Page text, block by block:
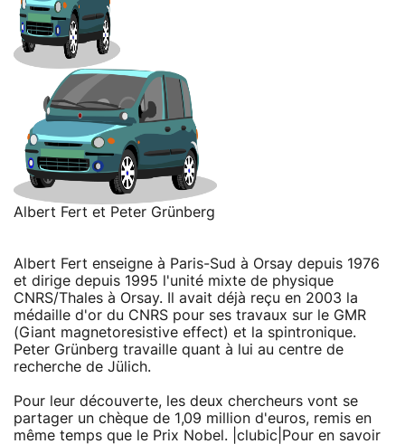
Albert Fert et Peter Grünberg
Albert Fert enseigne à Paris-Sud à Orsay depuis 1976
et dirige depuis 1995 l'unité mixte de physique
CNRS/Thales à Orsay. Il avait déjà reçu en 2003 la
médaille d'or du CNRS pour ses travaux sur le GMR
(Giant magnetoresistive effect) et la spintronique.
Peter Grünberg travaille quant à lui au centre de
recherche de Jülich.
Pour leur découverte, les deux chercheurs vont se
partager un chèque de 1,09 million d'euros, remis en
même temps que le Prix Nobel. |clubic|Pour en savoir